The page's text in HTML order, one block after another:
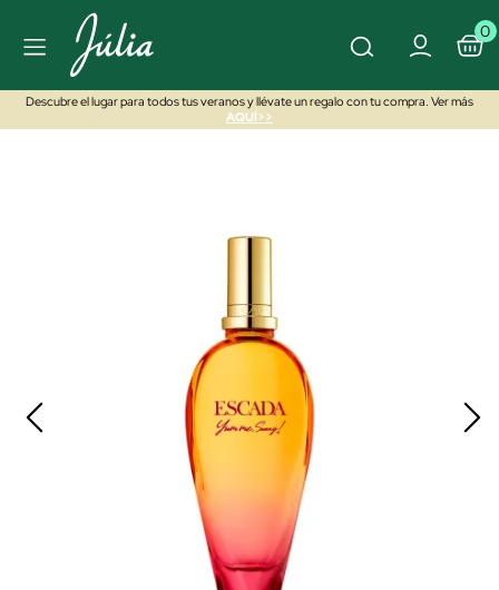
0
Descubre el lugar para todos tus veranos y llévate un regalo con tu compra. Ver más
AQUÍ>>